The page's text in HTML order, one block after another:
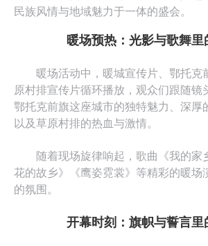
民族风情与地域魅力于一体的盛会。
暖场预热：光影与歌舞
暖场活动中，暖城宣传片、鄂托克
原村排宣传片循环播放，观众们跟随镜
鄂托克前旗这座城市的独特魅力、深厚
以及草原村排的热血与激情。
随着现场旋律响起，歌曲《我的家
花的故乡》《鹰姿霓裳》等精彩的暖场
的氛围。
开幕时刻：旗帜与誓言